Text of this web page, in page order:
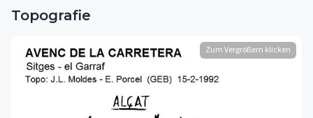
Topografie
Zum Vergrößern klicken